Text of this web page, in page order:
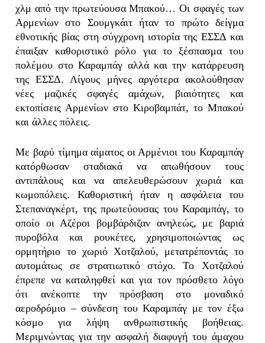
χλμ από την πρωτεύουσα Μπακού… Οι σφαγές των
Αρμενίων στο Σουμγκάιτ ήταν το πρώτο δείγμα
εθνοτικής βίας στη σύγχρονη ιστορία της ΕΣΣΔ και
έπαιξαν καθοριστικό ρόλο για το ξέσπασμα του
πολέμου στο Καραμπάγ αλλά και την κατάρρευση
της ΕΣΣΔ. Λίγους μήνες αργότερα ακολούθησαν
νέες μαζικές σφαγές αμάχων, βιαιότητες και
εκτοπίσεις Αρμενίων στο Κιροβαμπάτ, το Μπακού
και άλλες πόλεις.
Με βαρύ τίμημα αίματος οι Αρμένιοι του Καραμπάγ
κατόρθωσαν σταδιακά να απωθήσουν τους
αντιπάλους και να απελευθερώσουν χωριά και
κωμοπόλεις. Καθοριστική ήταν η ασφάλεια του
Στεπαναγκέρτ, της πρωτεύουσας του Καραμπάγ, το
οποίο οι Αζέροι βομβάρδιζαν ανηλεώς, με βαριά
πυροβόλα και ρουκέτες, χρησιμοποιώντας ως
ορμητήριο το χωριό Χοτζαλού, μετατρέποντάς το
αυτομάτως σε στρατιωτικό στόχο. Το Χοτζαλού
έπρεπε να καταληφθεί και για τον πρόσθετο λόγο
ότι ανέκοπτε την πρόσβαση στο μοναδικό
αεροδρόμιο – σύνδεση του Καραμπάγ με τον έξω
κόσμο για λήψη ανθρωπιστικής βοήθειας.
Μεριμνώντας για την ασφαλή διαφυγή του άμαχου